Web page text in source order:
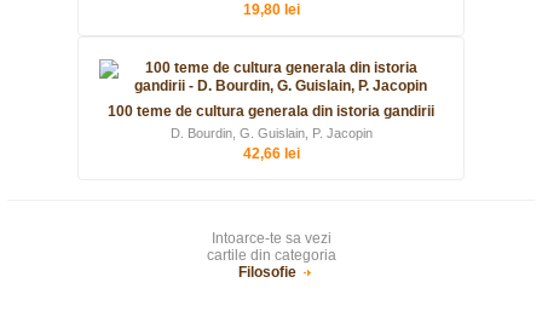
19,80 lei
100 teme de cultura generala din istoria gandirii
D. Bourdin, G. Guislain, P. Jacopin
42,66 lei
Intoarce-te sa vezi
cartile din categoria
Filosofie